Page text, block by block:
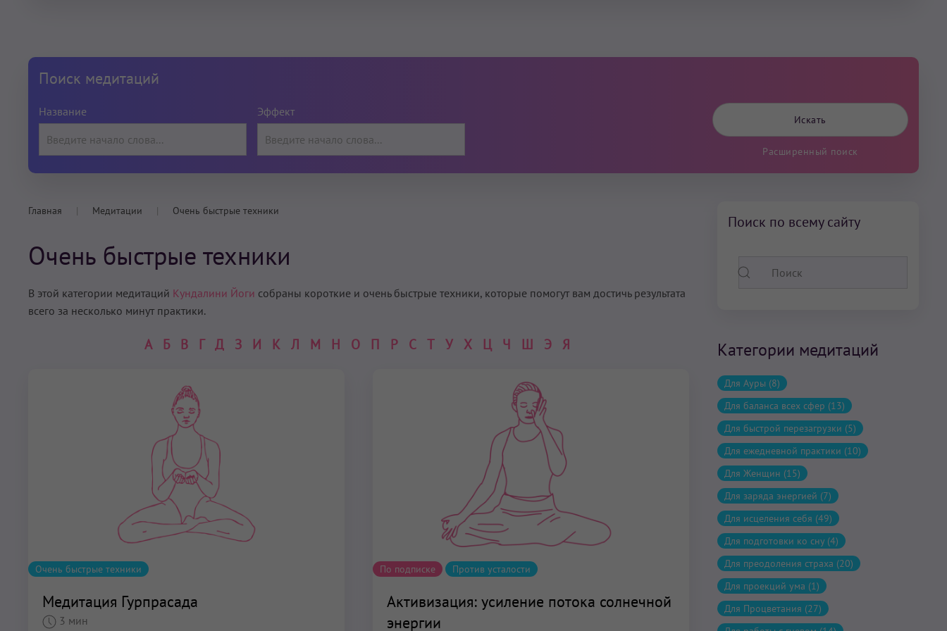
Поиск медитаций
Название Эффект
Расширенный поиск
Главная Медитации Очень быстрые техники
Очень быстрые техники
В этой категории медитаций Кундалини Йоги собраны короткие и очень быстрые техники, которые помогут вам достичь результата
всего за несколько минут практики.
А Б В Г Д З И К Л М Н О П Р С Т У Х Ц Ч Ш Э Я
Очень быстрые техники
Медитация Гурпрасада
3 мин
По подписке Против усталости
Активизация: усиление потока солнечной
энергии
Поиск по всему сайту
Категории медитаций
Для Ауры (8)
Для баланса всех сфер (13)
Для быстрой перезагрузки (5)
Для ежедневной практики (10)
Для Женщин (15)
Для заряда энергией (7)
Для исцеления себя (49)
Для подготовки ко сну (4)
Для преодоления страха (20)
Для проекций ума (1)
Для Процветания (27)